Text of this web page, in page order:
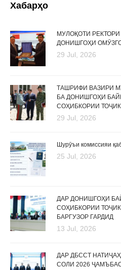
Хабарҳо
МУЛОҚОТИ
ДОНИШГОҲИ
29 Jul, 2026
ТАШРИФИ ВАЗИРИ
БА ДОНИШГОҲИ
СОҲИБКОРИИ
29 Jul, 2026
Шурӯъи комиссияи
25 Jul, 2026
ДАР ДОНИШГОҲИ
СОҲИБКОРИИ
БАРГУЗОР ГАРДИД
13 Jul, 2026
ДАР ДБССТ
СОЛИ 2026